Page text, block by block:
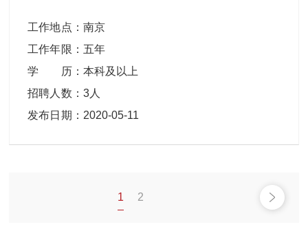
工作地点 ： 南京
工作年限 ： 五年
学 历： 本科及以上
招聘人数 ： 3人
发布日期 ： 2020-05-11
1 2